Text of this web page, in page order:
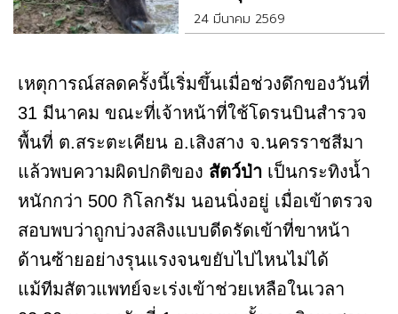
24 มีนาคม 2569
เหตุการณ์สลดครั้งนี้เริ่มขึ้นเมื่อช่วงดึกของวันที่
31 มีนาคม ขณะที่เจ้าหน้าที่ใช้โดรนบินสำรวจ
พื้นที่ ต.สระตะเคียน อ.เสิงสาง จ.นครราชสีมา
แล้วพบความผิดปกติของ สัตว์ป่า เป็นกระทิงน้ำ
หนักกว่า 500 กิโลกรัม นอนนิ่งอยู่ เมื่อเข้าตรวจ
สอบพบว่าถูกบ่วงสลิงแบบดีดรัดเข้าที่ขาหน้า
ด้านซ้ายอย่างรุนแรงจนขยับไปไหนไม่ได้
แม้ทีมสัตวแพทย์จะเร่งเข้าช่วยเหลือในเวลา